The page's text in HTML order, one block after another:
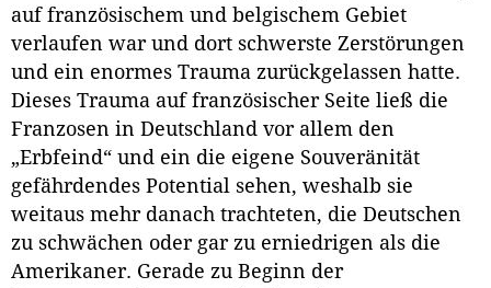
auf französischem und belgischem Gebiet
verlaufen war und dort schwerste Zerstörungen
und ein enormes Trauma zurückgelassen hatte.
Dieses Trauma auf französischer Seite ließ die
Franzosen in Deutschland vor allem den
„Erbfeind“ und ein die eigene Souveränität
gefährdendes Potential sehen, weshalb sie
weitaus mehr danach trachteten, die Deutschen
zu schwächen oder gar zu erniedrigen als die
Amerikaner. Gerade zu Beginn der